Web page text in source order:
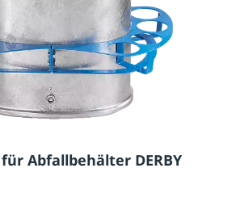
Abfallbehälter DERBY